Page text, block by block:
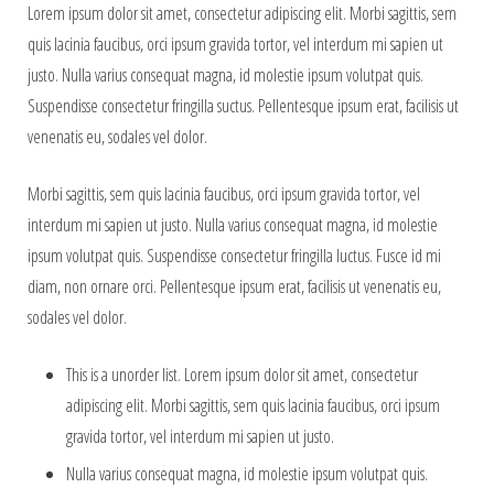
Lorem ipsum dolor sit amet, consectetur adipiscing elit. Morbi sagittis, sem
quis lacinia faucibus, orci ipsum gravida tortor, vel interdum mi sapien ut
justo. Nulla varius consequat magna, id molestie ipsum volutpat quis.
Suspendisse consectetur fringilla suctus. Pellentesque ipsum erat, facilisis ut
venenatis eu, sodales vel dolor.
Morbi sagittis, sem quis lacinia faucibus, orci ipsum gravida tortor, vel
interdum mi sapien ut justo. Nulla varius consequat magna, id molestie
ipsum volutpat quis. Suspendisse consectetur fringilla luctus. Fusce id mi
diam, non ornare orci. Pellentesque ipsum erat, facilisis ut venenatis eu,
sodales vel dolor.
This is a unorder list. Lorem ipsum dolor sit amet, consectetur
adipiscing elit. Morbi sagittis, sem quis lacinia faucibus, orci ipsum
gravida tortor, vel interdum mi sapien ut justo.
Nulla varius consequat magna, id molestie ipsum volutpat quis.